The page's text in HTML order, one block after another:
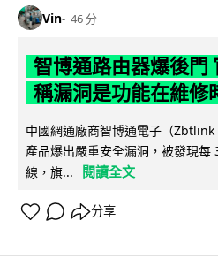
Vin 46 分
智博通路由器爆後門
稱漏洞是功能在維修
中國網通廠商智博通電子（
產品爆出嚴重安全漏洞，被發現每
線，旗...
閱讀全文
分享